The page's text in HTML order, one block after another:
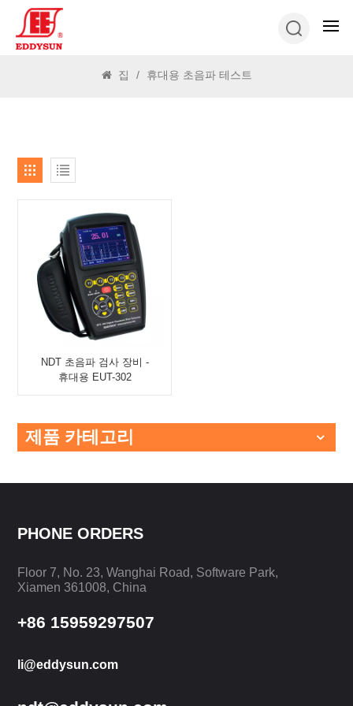
집 / 휴대용 초음파 테스트
NDT 초음파 검사 장비 -
휴대용 EUT-302
제품 카테고리
PHONE ORDERS
Floor 7, No. 23, Wanghai Road, Software Park,
Xiamen 361008, China
+86 15959297507
li@eddysun.com